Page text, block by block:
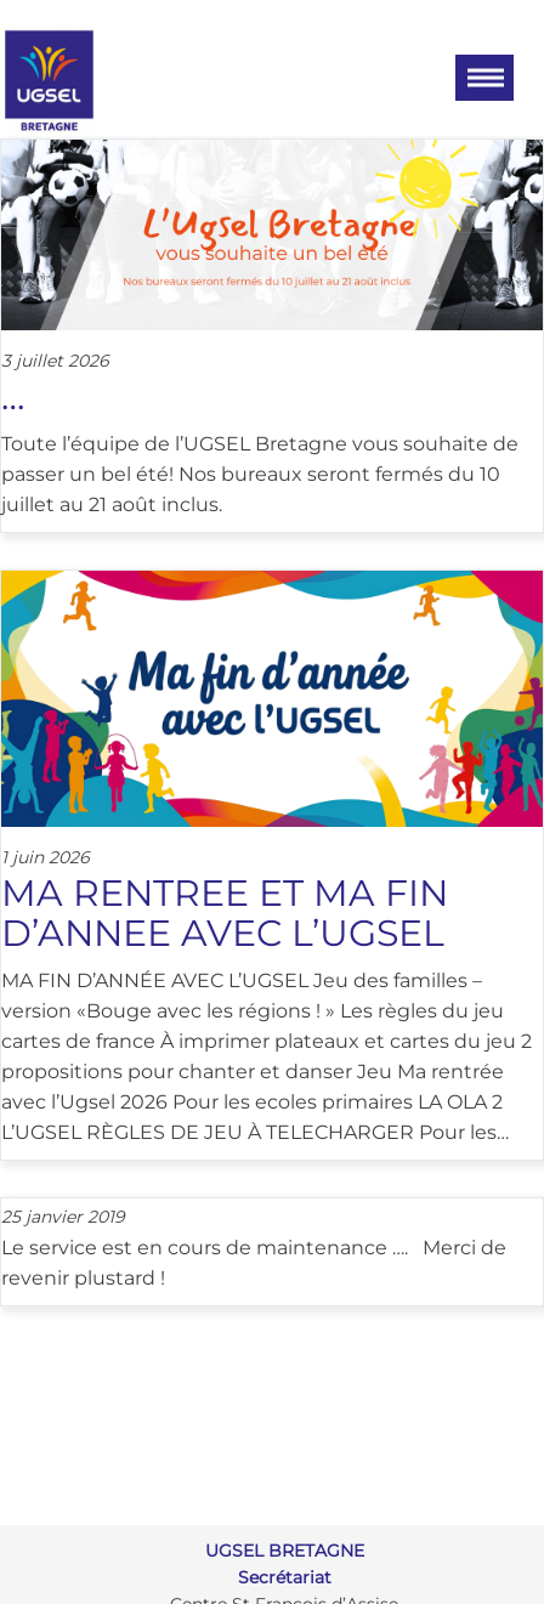
au
contenu
CATÉGORIE : ACTUALITÉ
3 juillet 2026
…
Toute l’équipe de l’UGSEL Bretagne vous souhaite de
passer un bel été! Nos bureaux seront fermés du 10
juillet au 21 août inclus.
1 juin 2026
MA RENTREE ET MA FIN
D’ANNEE AVEC L’UGSEL
MA FIN D’ANNÉE AVEC L’UGSEL Jeu des familles –
version «Bouge avec les régions ! » Les règles du jeu
cartes de france À imprimer plateaux et cartes du jeu 2
propositions pour chanter et danser Jeu Ma rentrée
avec l’Ugsel 2026 Pour les ecoles primaires LA OLA 2
L’UGSEL RÈGLES DE JEU À TELECHARGER Pour les…
25 janvier 2019
Le service est en cours de maintenance …. Merci de
revenir plustard !
UGSEL BRETAGNE
Secrétariat